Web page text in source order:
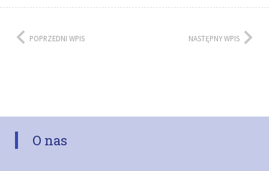
POPRZEDNI WPIS NASTĘPNY WPIS
O nas